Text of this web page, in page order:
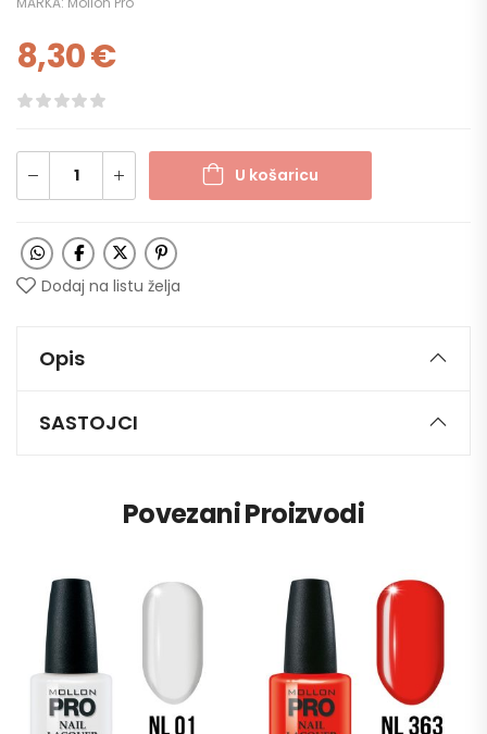
8,30€
U košaricu
Dodaj na listu želja
Opis
SASTOJCI
Povezani Proizvodi